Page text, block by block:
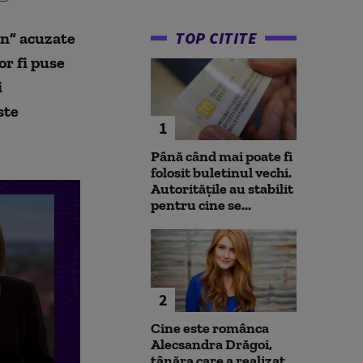
acuzate
fi puse
TOP CITITE
1
Până când mai poate fi
folosit buletinul vechi.
Autoritățile au stabilit
pentru cine se...
2
Cine este românca
Alecsandra Drăgoi,